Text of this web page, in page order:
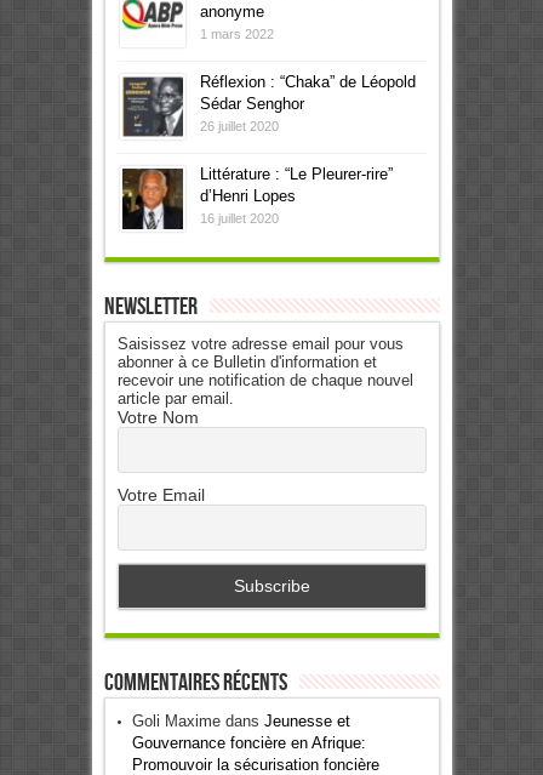
anonyme
1 mars 2022
Réflexion : “Chaka” de Léopold
Sédar Senghor
26 juillet 2020
Littérature : “Le Pleurer-rire”
d’Henri Lopes
16 juillet 2020
Newsletter
Saisissez votre adresse email pour vous
abonner à ce Bulletin d'information et
recevoir une notification de chaque nouvel
article par email.
Votre Nom
Votre Email
Commentaires récents
Goli Maximedans Jeunesse et
Gouvernance foncière en Afrique:
Promouvoir la sécurisation foncière